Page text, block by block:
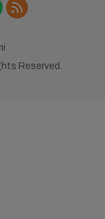
Reserved.